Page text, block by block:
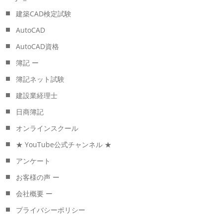
建築CAD検定試験
AutoCAD
AutoCAD資格
簿記 ー
簿記ネット試験
建設業経理士
日商簿記
オンラインスクール
★ YouTube公式チャンネル ★
アンケート
お客様の声 ー
会社概要 ー
プライバシーポリシー